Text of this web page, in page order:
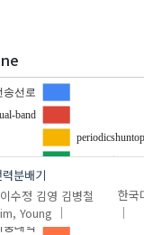
송선로
band
two-
비대칭윌킨슨
중대역
발표논문(1)
분배기
이수정 김영 김병철
Young
한국